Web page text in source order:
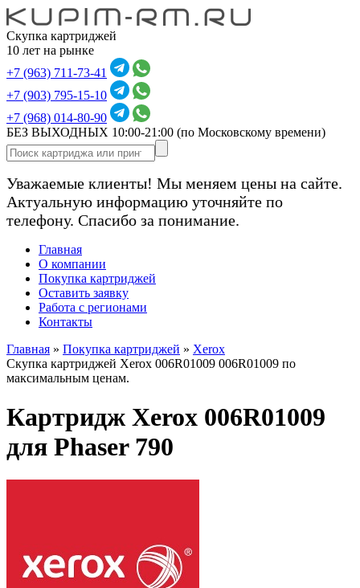
Скупка картриджей
10 лет на рынке
+7 (963) 711-73-41
+7 (903) 795-15-10
+7 (968) 014-80-90
БЕЗ ВЫХОДНЫХ 10:00-21:00 (по Московскому времени)
Уважаемые клиенты! Мы меняем цены на сайте.
Актуальную информацию уточняйте по
телефону. Спасибо за понимание.
Главная
О компании
Покупка картриджей
Оставить заявку
Работа с регионами
Контакты
Главная » Покупка картриджей » Xerox
Скупка картриджей Xerox 006R01009 006R01009 по
максимальным ценам.
Картридж Xerox 006R01009
для Phaser 790